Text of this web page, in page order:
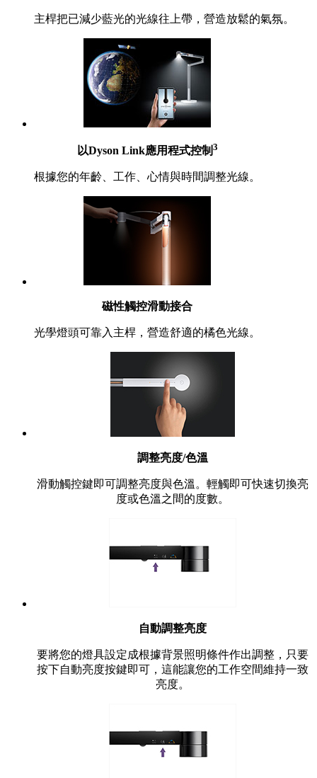
主桿把已減少藍光的光線往上帶，營造放鬆的氣氛。
以Dyson Link應用程式控制3
根據您的年齡、工作、心情與時間調整光線。
磁性觸控滑動接合
光學燈頭可靠入主桿，營造舒適的橘色光線。
調整亮度/色溫
滑動觸控鍵即可調整亮度與色溫。輕觸即可快速切換亮
度或色溫之間的度數。
自動調整亮度
要將您的燈具設定成根據背景照明條件作出調整，只要
按下自動亮度按鍵即可，這能讓您的工作空間維持一致
亮度。